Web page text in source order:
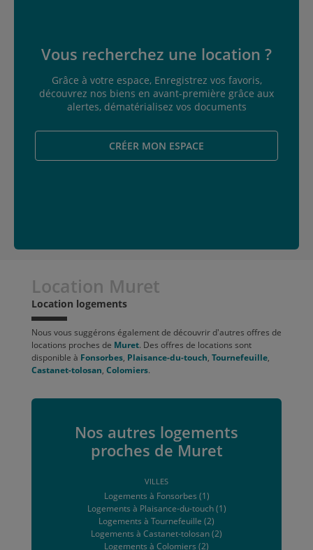
Vous recherchez une location ?
Grâce à votre espace, Enregistrez vos favoris,
découvrez nos biens en avant-première grâce aux
alertes, dématérialisez vos documents
CRÉER MON ESPACE
Location Muret
Location logements
Nous vous suggérons également de découvrir d'autres offres de
locations proches de Muret. Des offres de locations sont
disponible à Fonsorbes, Plaisance-du-touch, Tournefeuille,
Castanet-tolosan, Colomiers.
Nos autres logements
proches de Muret
VILLES
Logements à Fonsorbes (1)
Logements à Plaisance-du-touch (1)
Logements à Tournefeuille (2)
Logements à Castanet-tolosan (2)
Logements à Colomiers (2)